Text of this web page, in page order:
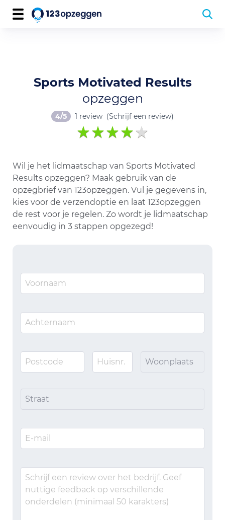
Sports Motivated Results
opzeggen
4/5 1 review (Schrijf een review)
Wil je het lidmaatschap van Sports Motivated
Results opzeggen? Maak gebruik van de
opzegbrief van 123opzeggen. Vul je gegevens in,
kies voor de verzendoptie en laat 123opzeggen
de rest voor je regelen. Zo wordt je lidmaatschap
eenvoudig in 3 stappen opgezegd!
Woonplaats
Straat